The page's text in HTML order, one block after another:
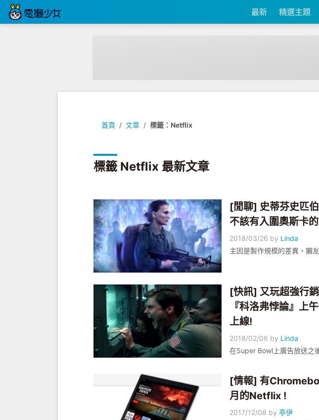
最新 精選主題
首頁 文章 標籤：Netflix
標籤 Netflix 最新文章
[閒聊] 史蒂芬史匹
不該有入圍奧斯卡
2018/03/26 by Linda
主因是製作規模的差異。獺
[快訊] 又玩超強行
『科洛弗悖論』上
上線!
2018/02/06 by Linda
在Super Bowl上廣告放送之
[情報] 有
月的Netflix !
2017/12/08 by亭伊